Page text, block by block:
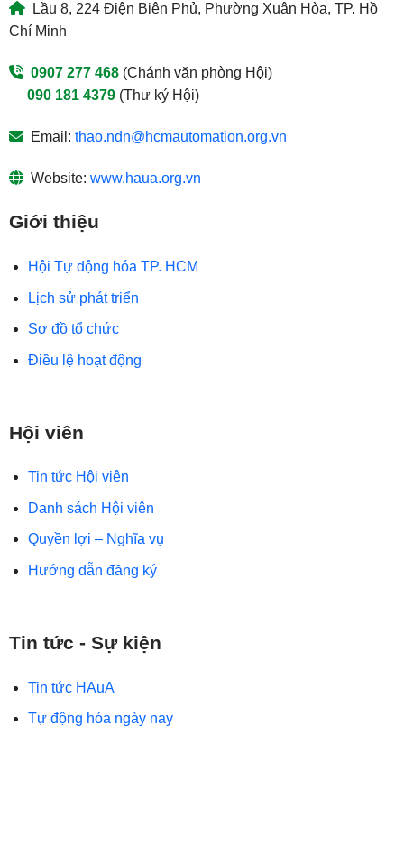
Lầu 8, 224 Điện Biên Phủ, Phường Xuân Hòa, TP. Hồ
Chí Minh
0907 277 468 (Chánh văn phòng Hội)
090 181 4379(Thư ký Hội)
Email: thao.ndn@hcmautomation.org.vn
Website: www.haua.org.vn
Giới thiệu
Hội Tự động hóa TP. HCM
Lịch sử phát triển
Sơ đồ tổ chức
Điều lệ hoạt động
Hội viên
Tin tức Hội viên
Danh sách Hội viên
Quyền lợi – Nghĩa vụ
Hướng dẫn đăng ký
Tin tức - Sự kiện
Tin tức HAuA
Tự động hóa ngày nay